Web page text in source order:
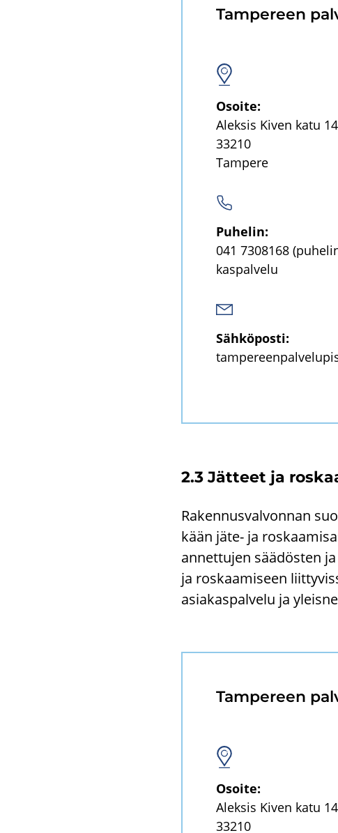
Tam­pe­reen
Osoi­te:
Alek­sis Kiven katu
33210
Tam­pe­re
Pu­he­lin:
041 7308168
kas­pal­ve­lu
Säh­kö­pos­ti:
2.3 Jät­teet ja
Ra­ken­nus­val­von­nan
kään jäte- ja
an­net­tu­jen sää­dös­ten
ja ros­kaa­mi­seen
asia­kas­pal­ve­lu ja
Tam­pe­reen
Osoi­te:
Alek­sis Kiven katu
33210